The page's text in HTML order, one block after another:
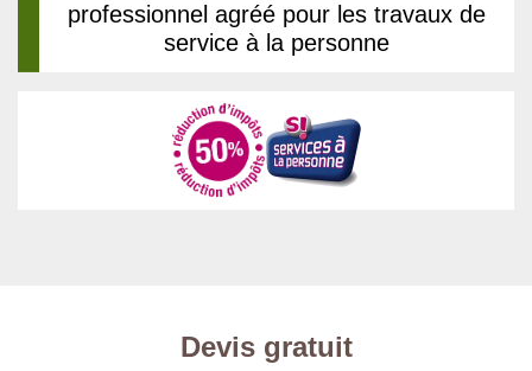
professionnel agréé pour les travaux de
service à la personne
Devis gratuit